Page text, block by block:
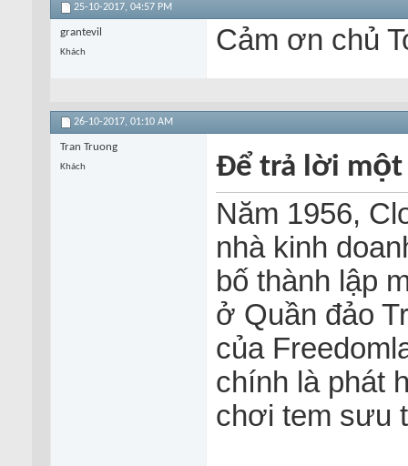
25-10-2017, 04:57 PM
grantevil
Khách Cảm ơn chủ
26-10-2017, 01:10 AM
Tran Truong
Khách Để trả lời một
Năm 1956,
nhà kinh
bố thành lập
ở Quần đảo
của
chính là phát
chơi tem sưu